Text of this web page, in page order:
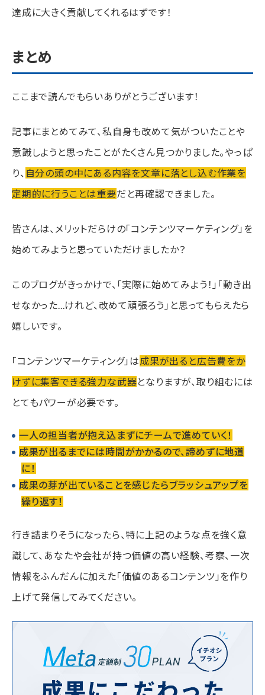
達成に大きく貢献してくれるはずです！
まとめ
ここまで読んでもらいありがとうございます！
記事にまとめてみて、私自身も改めて気がついたことや
意識しようと思ったことがたくさん見つかりました。やっぱ
り、 自分の頭の中にある内容を文章に落とし込む作業を
定期的に行うことは重要だと再確認できました。
皆さんは、メリットだらけの「コンテンツマーケティング」を
始めてみようと思っていただけましたか？
このブログがきっかけで、「実際に始めてみよう！」「動き出
せなかった...けれど、改めて頑張ろう」と思ってもらえたら
嬉しいです。
「コンテンツマーケティング」は成果が出ると広告費をか
けずに集客できる強力な武器となりますが、取り組むには
とてもパワーが必要です。
一人の担当者が抱え込まずにチームで進めていく！
成果が出るまでには時間がかかるので、諦めずに地道
に！
成果の芽が出ていることを感じたらブラッシュアップを
繰り返す！
行き詰まりそうになったら、特に上記のような点を強く意
識して、あなたや会社が持つ価値の高い経験、考察、一次
情報をふんだんに加えた「価値のあるコンテンツ」を作り
上げて発信してみてください。